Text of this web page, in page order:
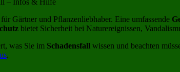
Gärtner und Pflanzenliebhaber. Eine umfassende
bietet Sicherheit bei Naturereignissen,
was Sie im Schadensfall wissen und beachten
.